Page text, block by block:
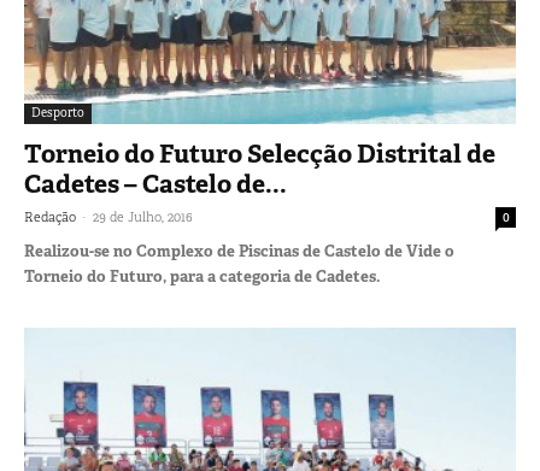
Desporto
Torneio do Futuro Selecção Distrital de
Cadetes – Castelo de...
Redação - 29 de Julho, 2016 0
Realizou-se no Complexo de Piscinas de Castelo de Vide o
Torneio do Futuro, para a categoria de Cadetes.